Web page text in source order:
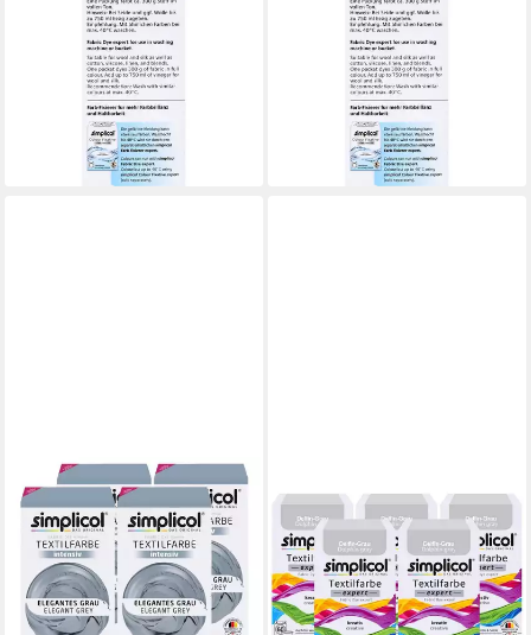
Textilfarbe Simplicol
Textilfarbe expert Delfin-Grau
150g - Farbe zum Färben
(28,26 €/ 1 kg)
lieferbar - in 3-4 Werktagen bei dir
Textilfarbe Simplicol
Textilfarbe expert Delfin-Grau
150g - Farbe zum Färben
(37,36 €/ 1 kg)
lieferbar - in 3-4 Werktagen bei dir